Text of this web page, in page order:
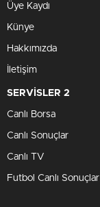
Üye Kaydı
Künye
Hakkımızda
İletişim
SERVİSLER 2
Canlı Borsa
Canlı Sonuçlar
Canlı TV
Futbol Canlı Sonuçlar